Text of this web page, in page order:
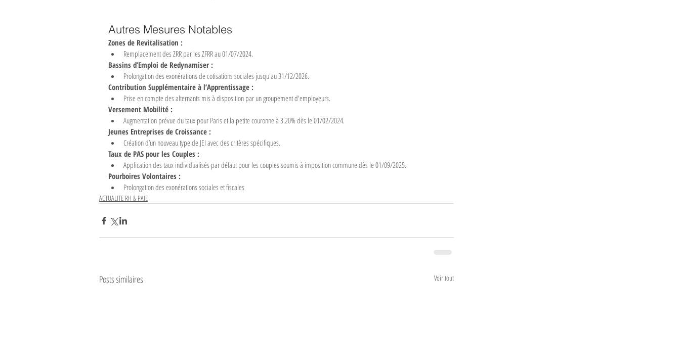
Autres Mesures Notables
Zones de Revitalisation :
Remplacement des ZRR par les ZFRR au 01/07/2024.
Bassins d’Emploi de Redynamiser :
Prolongation des exonérations de cotisations sociales jusqu'au 31/12/2026.
Contribution Supplémentaire à l’Apprentissage :
Prise en compte des alternants mis à disposition par un groupement d'employeurs.
Versement Mobilité :
Augmentation prévue du taux pour Paris et la petite couronne à 3.20% dès le 01/02/2024.
Jeunes Entreprises de Croissance :
Création d’un nouveau type de JEI avec des critères spécifiques.
Taux de PAS pour les Couples :
Application des taux individualisés par défaut pour les couples soumis à imposition commune dès le 01/09/2025.
Pourboires Volontaires :
Prolongation des exonérations sociales et fiscales
ACTUALITE RH & PAIE
Posts similaires Voir tout